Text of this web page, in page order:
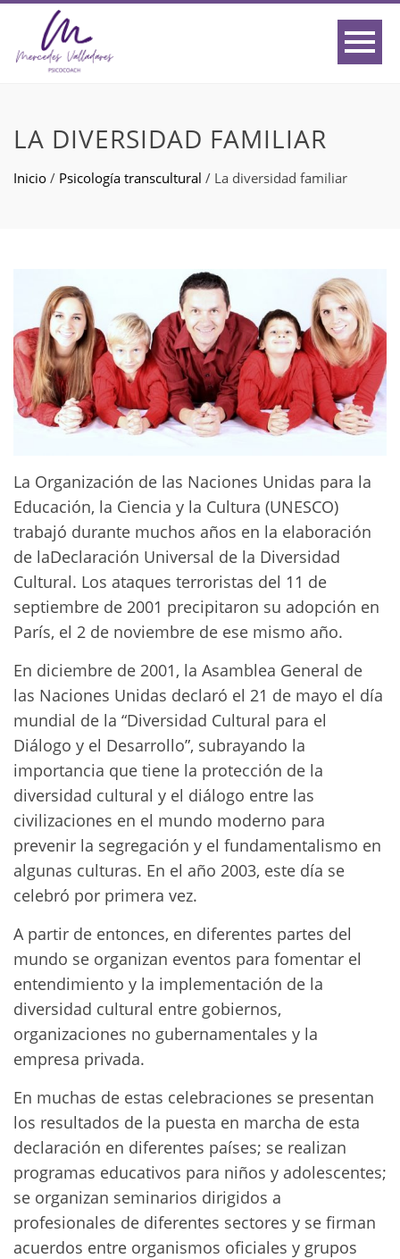
LA DIVERSIDAD FAMILIAR
Inicio / Psicología transcultural / La diversidad familiar
La Organización de las Naciones Unidas para la
Educación, la Ciencia y la Cultura (UNESCO)
trabajó durante muchos años en la elaboración
de laDeclaración Universal de la Diversidad
Cultural. Los ataques terroristas del 11 de
septiembre de 2001 precipitaron su adopción en
París, el 2 de noviembre de ese mismo año.
En diciembre de 2001, la Asamblea General de
las Naciones Unidas declaró el 21 de mayo el día
mundial de la “Diversidad Cultural para el
Diálogo y el Desarrollo”, subrayando la
importancia que tiene la protección de la
diversidad cultural y el diálogo entre las
civilizaciones en el mundo moderno para
prevenir la segregación y el fundamentalismo en
algunas culturas. En el año 2003, este día se
celebró por primera vez.
A partir de entonces, en diferentes partes del
mundo se organizan eventos para fomentar el
entendimiento y la implementación de la
diversidad cultural entre gobiernos,
organizaciones no gubernamentales y la
empresa privada.
En muchas de estas celebraciones se presentan
los resultados de la puesta en marcha de esta
declaración en diferentes países; se realizan
programas educativos para niños y adolescentes;
se organizan seminarios dirigidos a
profesionales de diferentes sectores y se firman
acuerdos entre organismos oficiales y grupos